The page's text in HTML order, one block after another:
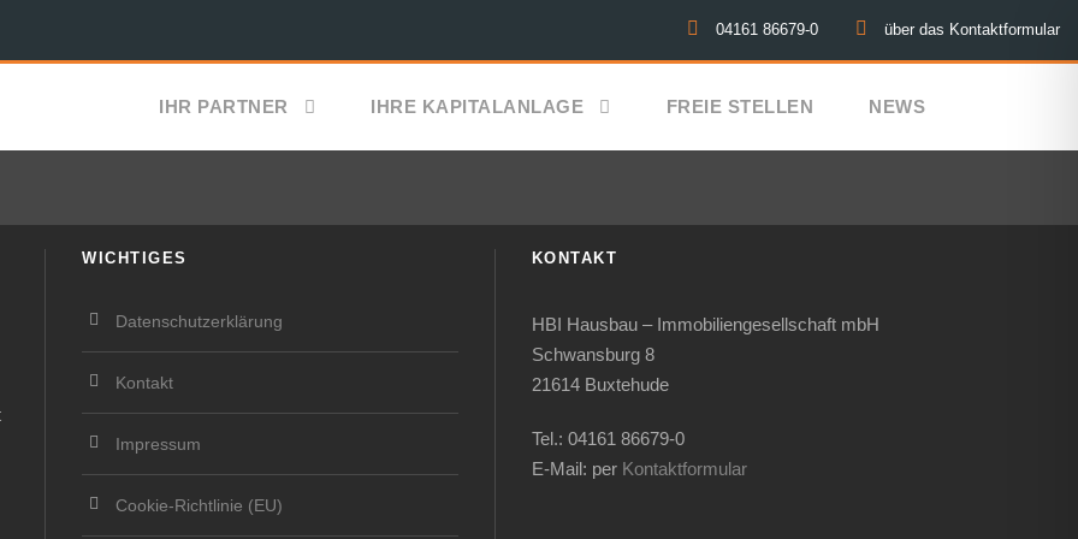
04161 86679-0 über das Kontaktformular
IHR PARTNER IHRE KAPITALANLAGE FREIE STELLEN NEWS
WICHTIGES
Datenschutzerklärung
Kontakt
Impressum
Cookie-Richtlinie (EU)
KONTAKT
HBI Hausbau – Immobiliengesellschaft mbH
Schwansburg 8
21614 Buxtehude
Tel.: 04161 86679-0
E-Mail: per Kontaktformular